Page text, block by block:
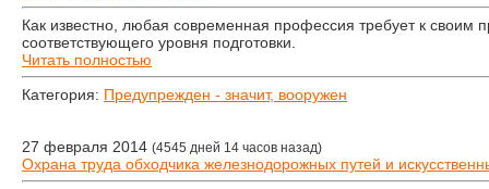
Как известно, любая современная профессия требует к своим
соответствующего уровня подготовки.
Читать полностью
Категория: Предупрежден - значит, вооружен
27 февраля 2014 (4545 дней 14 часов назад)
Охрана труда обходчика железнодорожных путей и